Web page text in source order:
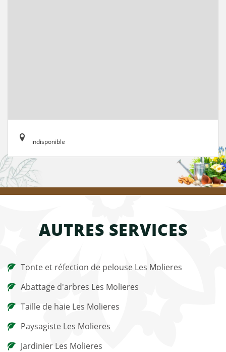
indisponible
AUTRES SERVICES
Tonte et réfection de pelouse Les Molieres
Abattage d'arbres Les Molieres
Taille de haie Les Molieres
Paysagiste Les Molieres
Jardinier Les Molieres